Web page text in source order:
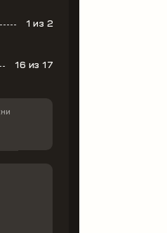
1из 2
16 из 17